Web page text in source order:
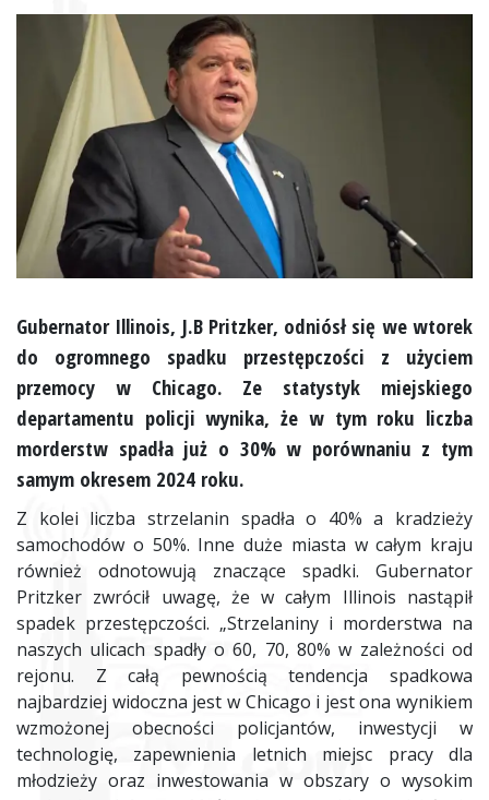
Gubernator Illinois, J.B Pritzker, odniósł się we wtorek
do ogromnego spadku przestępczości z użyciem
przemocy w Chicago. Ze statystyk miejskiego
departamentu policji wynika, że w tym roku liczba
morderstw spadła już o 30% w porównaniu z tym
samym okresem 2024 roku.
Z kolei liczba strzelanin spadła o 40% a kradzieży
samochodów o 50%. Inne duże miasta w całym kraju
również odnotowują znaczące spadki. Gubernator
Pritzker zwrócił uwagę, że w całym Illinois nastąpił
spadek przestępczości. „Strzelaniny i morderstwa na
naszych ulicach spadły o 60, 70, 80% w zależności od
rejonu. Z całą pewnością tendencja spadkowa
najbardziej widoczna jest w Chicago i jest ona wynikiem
wzmożonej obecności policjantów, inwestycji w
technologię, zapewnienia letnich miejsc pracy dla
młodzieży oraz inwestowania w obszary o wysokim